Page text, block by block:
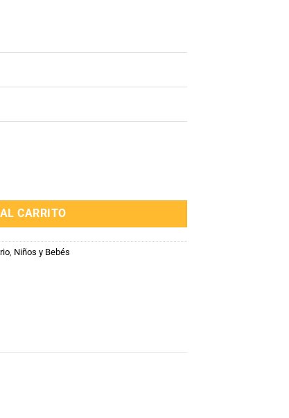
cantidad
CARRITO
, Niños y Bebés